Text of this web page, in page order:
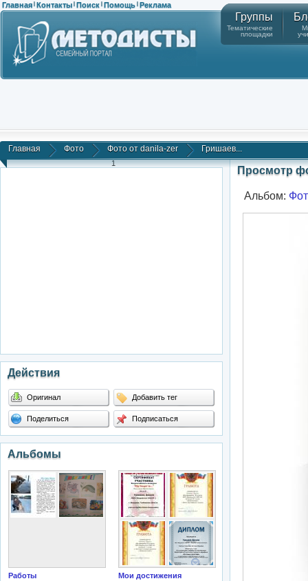
Главная | Контакты | Поиск | Помощь | Реклама
Группы
Тематические
площадки
Главная Фото Фото от danila-zer Гришаев...
1
Действия
Оригинал Добавить тег
Поделиться Подписаться
Альбомы
Работы Мои достижения
Просмотр
Альбом: